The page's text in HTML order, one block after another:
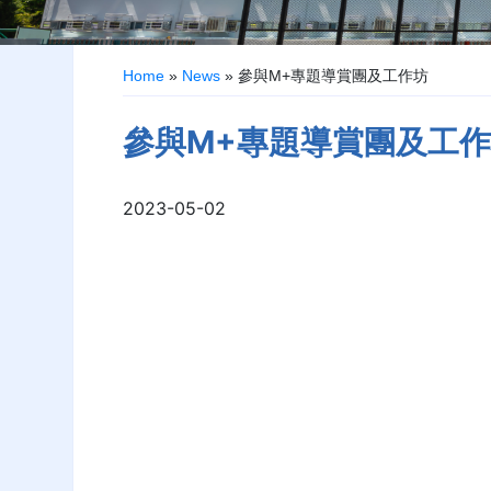
Home » News »參與M+專題導賞團及工作坊
參與M+專題導賞團及工
2023-05-02